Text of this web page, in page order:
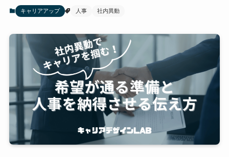
キャリアアップ 人事 社内異動